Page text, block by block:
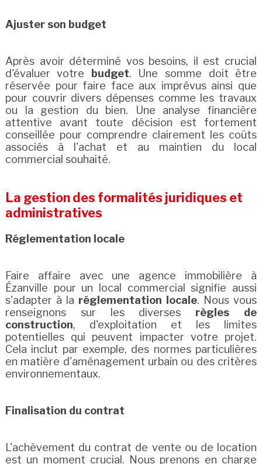
Ajuster son budget
Après avoir déterminé vos besoins, il est crucial
d'évaluer votre
budget. Une somme doit être
réservée pour faire face aux imprévus ainsi que
pour couvrir divers dépenses comme les travaux
ou la gestion du bien. Une analyse financière
attentive avant toute décision est fortement
conseillée pour comprendre clairement les coûts
associés à l'achat et au maintien du local
commercial souhaité.
La gestion des formalités juridiques et
administratives
Réglementation locale
Faire affaire avec une agence immobilière à
Ézanville pour un local commercial signifie aussi
s'adapter à la réglementation locale. Nous vous
renseignons sur les diverses règles de
construction, d'exploitation et les limites
potentielles qui peuvent impacter votre projet.
Cela inclut par exemple, des normes particulières
en matière d'aménagement urbain ou des critères
environnementaux.
Finalisation du contrat
L'achèvement du contrat de vente ou de location
est un moment crucial. Nous prenons en charge